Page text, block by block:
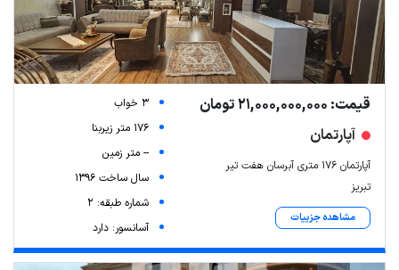
قیمت: 21,000,000,000 تومان
آپارتمان
آپارتمان ۱۷۶ متری آبرسان هفت تیر
تبریز
مشاهده جزییات
3 خواب
176 متر زیربنا
-- متر زمین
سال ساخت 1396
شماره طبقه: 2
آسانسور: دارد